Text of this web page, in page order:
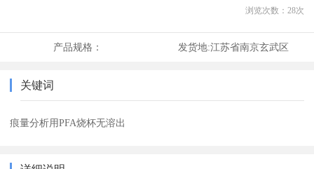
浏览次数： 28次
产品规格： 发货地:江苏省南京玄武区
关键词
痕量分析用PFA烧杯无溶出